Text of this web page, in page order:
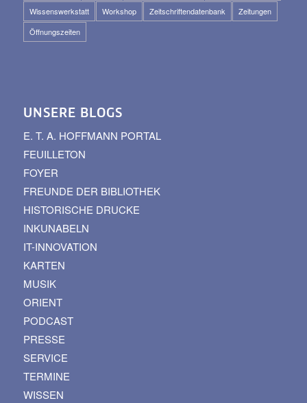
Wissenswerkstatt
Workshop Zeitschriftendatenbank
Zeitungen
Öffnungszeiten
UNSERE BLOGS
E. T. A. HOFFMANN PORTAL
FEUILLETON
FOYER
FREUNDE DER BIBLIOTHEK
HISTORISCHE DRUCKE
INKUNABELN
IT-INNOVATION
KARTEN
MUSIK
ORIENT
PODCAST
PRESSE
SERVICE
TERMINE
WISSEN